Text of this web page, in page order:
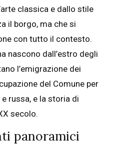
classica e dallo stile
il borgo, ma che si
con tutto il contesto.
nascono dall’estro degli
l’emigrazione dei
del Comune per
russa, e la storia di
secolo.
panoramici